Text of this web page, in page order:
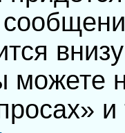
можете
и